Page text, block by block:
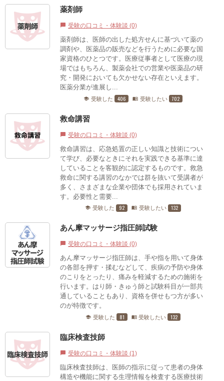
薬剤師
chat_bubble 受験の口コミ・体験談 (0)
薬剤師は、医師の出した処方せんに基づいて薬の
調剤や、医薬品の販売などを行うために必要な国
家資格のひとつです。医療従事者として医療の現
場ではもちろん、製薬会社での営業や医薬品の研
究・開発においても欠かせない存在といえます。
医薬分業が進展し...
school 受験した 406 menu_book 受験したい 702
救命講習
chat_bubble 受験の口コミ・体験談 (0)
救命講習は、応急処置の正しい知識と技術につい
て学び、必要なときにそれを実践できる基準に達
していることを客観的に認定するものです。救急
救命に関する講習のなかでは群を抜いて受講者が
多く、さまざまな企業や団体でも採用されていま
す。必要性と需要...
school 受験した 92 menu_book 受験したい 132
あん摩マッサージ指圧師試験
chat_bubble 受験の口コミ・体験談 (0)
あん摩マッサージ指圧師は、手や指を用いて身体
の各部を押す・揉むなどして、疾病の予防や身体
のこりをとったり、痛みを軽減するための施術を
行います。はり師・きゅう師と試験科目が一部共
通していることもあり、資格を併せもつ方が多い
のが特徴です。
school 受験した 81 menu_book 受験したい 132
臨床検査技師
chat_bubble 受験の口コミ・体験談 (1)
臨床検査技師は、医師の指示に従って患者の身体
構造や機能に関する生理情報を検査する医療技術